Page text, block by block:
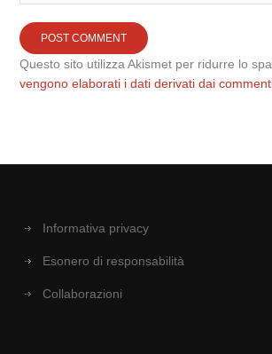
Questo sito utilizza Akismet per ridurre lo
vengono elaborati i dati derivati dai
Informativa privacy
Esonero di responsabilità
Collaborazioni